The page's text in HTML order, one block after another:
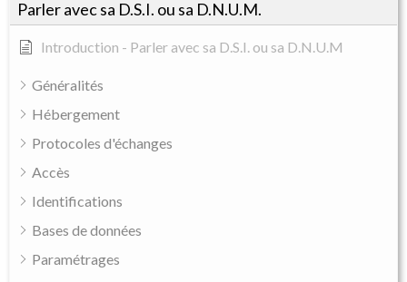
Parler avec sa D.S.I. ou sa D.N.U.M.
Introduction - Parler avec sa D.S.I. ou sa D.N.U.M
Généralités
Hébergement
Protocoles d'échanges
Accès
Identifications
Bases de données
Paramétrages